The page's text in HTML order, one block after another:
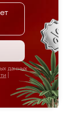
данных